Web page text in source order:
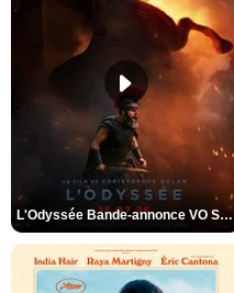
L'Odyssée Bande-annonce VO STFR